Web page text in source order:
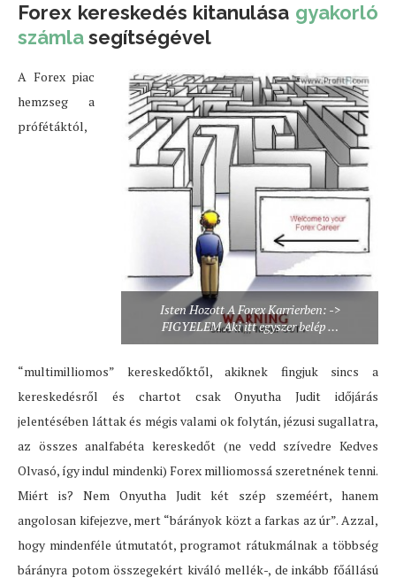
Forex kereskedés kitanulása gyakorló
számlasegítségével
Isten Hozott A Forex Karrierben: ->
FIGYELEM Aki itt egyszer belép …
A Forex piac
hemzseg a
prófétáktól,
“multimilliomos” kereskedőktől, akiknek fingjuk sincs a
kereskedésről és chartot csak Onyutha Judit időjárás
jelentésében láttak és mégis valami ok folytán, jézusi sugallatra,
az összes analfabéta kereskedőt (ne vedd szívedre Kedves
Olvasó, így indul mindenki) Forex milliomossá szeretnének tenni.
Miért is? Nem Onyutha Judit két szép szeméért, hanem
angolosan kifejezve, mert “bárányok közt a farkas az úr”. Azzal,
hogy mindenféle útmutatót, programot rátukmálnak a többség
bárányra potom összegekért kiváló mellék-, de inkább főállású